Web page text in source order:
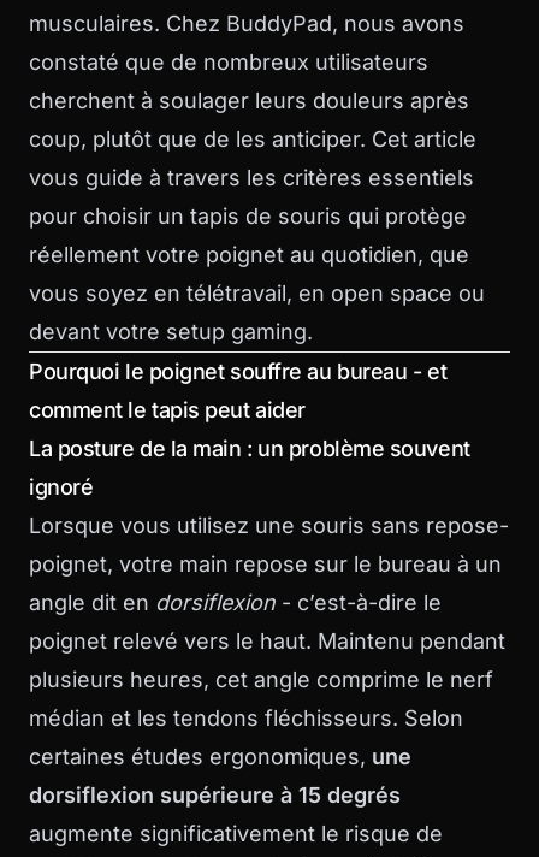
musculaires. Chez BuddyPad, nous avons
constaté que de nombreux utilisateurs
cherchent à soulager leurs douleurs après
coup, plutôt que de les anticiper. Cet article
vous guide à travers les critères essentiels
pour choisir un tapis de souris qui protège
réellement votre poignet au quotidien, que
vous soyez en télétravail, en open space ou
devant votre setup gaming.
Pourquoi le poignet souffre au bureau - et
comment le tapis peut aider
La posture de la main : un problème souvent
ignoré
Lorsque vous utilisez une souris sans repose-
poignet, votre main repose sur le bureau à un
angle dit en dorsiflexion - c’est-à-dire le
poignet relevé vers le haut. Maintenu pendant
plusieurs heures, cet angle comprime le nerf
médian et les tendons fléchisseurs. Selon
certaines études ergonomiques, une
dorsiflexion supérieure à 15 degrés
augmente significativement le risque de